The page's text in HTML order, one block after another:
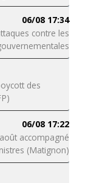
06/08 17:34
contre les
des
06/08 17:22
accompagné
(Matignon)